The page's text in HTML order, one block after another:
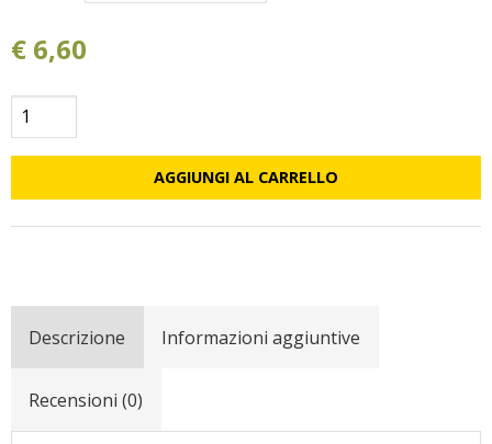
€ 6,60
Pecorino
Semistagionato
quantità
AGGIUNGI AL CARRELLO
Descrizione Informazioni aggiuntive
Recensioni (0)